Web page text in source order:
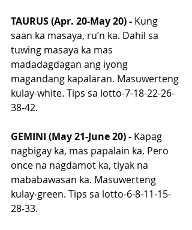
TAURUS (Apr. 20-May 20) - Kung
saan ka masaya, ru’n ka. Dahil sa
tuwing masaya ka mas
madadagdagan ang iyong
magandang kapalaran. Masuwerteng
kulay-white. Tips sa lotto-7-18-22-26-
38-42.
GEMINI (May 21-June 20) - Kapag
nagbigay ka, mas papalain ka. Pero
once na nagdamot ka, tiyak na
mababawasan ka. Masuwerteng
kulay-green. Tips sa lotto-6-8-11-15-
28-33.